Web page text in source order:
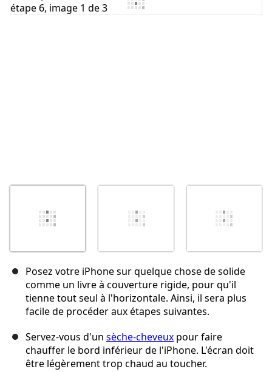
Posez votre iPhone sur quelque chose de solide
comme un livre à couverture rigide, pour qu'il
tienne tout seul à l'horizontale. Ainsi, il sera plus
facile de procéder aux étapes suivantes.
Servez-vous d'un sèche-cheveux pour faire
chauffer le bord inférieur de l'iPhone. L'écran doit
être légèrement trop chaud au toucher.